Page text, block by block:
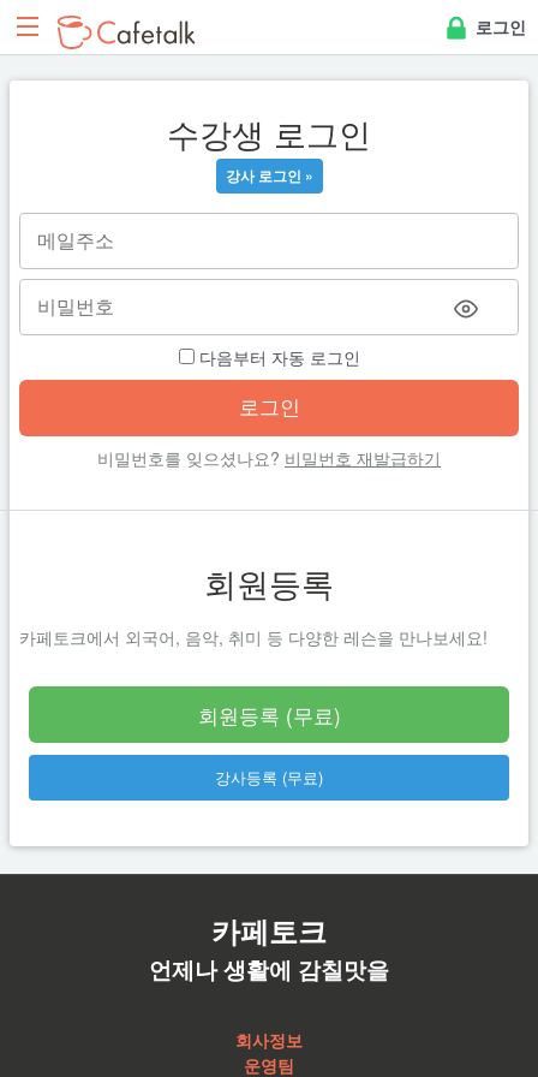
로그인
수강생 로그인
강사 로그인 »
다음부터 자동 로그인
비밀번호를 잊으셨나요? 비밀번호 재발급하기
회원등록
카페토크에서 외국어, 음악, 취미 등 다양한 레슨을 만나보세요!
회원등록 (무료)
강사등록 (무료)
카페토크
언제나 생활에 감칠맛을
회사정보
운영팀